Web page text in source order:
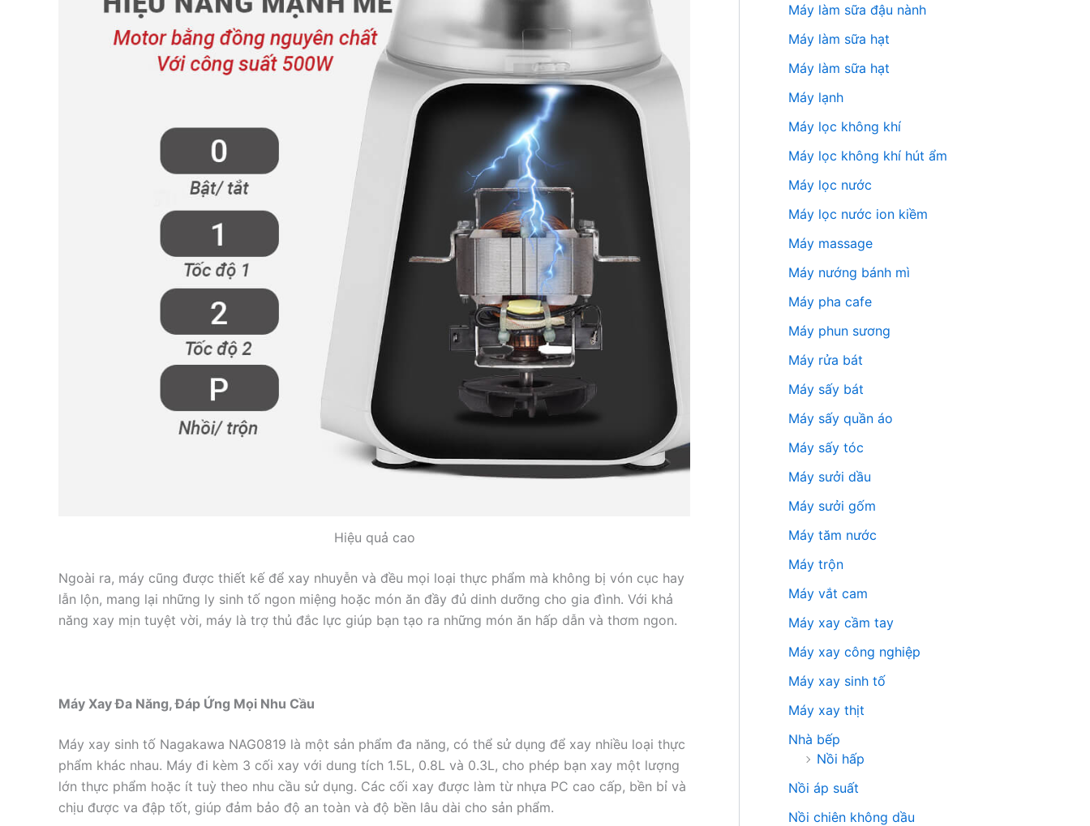
Hiệu quả cao
Ngoài ra, máy cũng được thiết kế để xay nhuyễn và đều mọi loại thực phẩm mà không bị vón cục hay
lẫn lộn, mang lại những ly sinh tố ngon miệng hoặc món ăn đầy đủ dinh dưỡng cho gia đình. Với khả
năng xay mịn tuyệt vời, máy là trợ thủ đắc lực giúp bạn tạo ra những món ăn hấp dẫn và thơm ngon.
Máy Xay Đa Năng, Đáp Ứng Mọi Nhu Cầu
Máy xay sinh tố Nagakawa NAG0819 là một sản phẩm đa năng, có thể sử dụng để xay nhiều loại thực
phẩm khác nhau. Máy đi kèm 3 cối xay với dung tích 1.5L, 0.8L và 0.3L, cho phép bạn xay một lượng
lớn thực phẩm hoặc ít tuỳ theo nhu cầu sử dụng. Các cối xay được làm từ nhựa PC cao cấp, bền bỉ và
chịu được va đập tốt, giúp đảm bảo độ an toàn và độ bền lâu dài cho sản phẩm.
Máy làm sữa đậu nành
Máy làm sữa hạt
Máy làm sữa hạt
Máy lạnh
Máy lọc không khí
Máy lọc không khí hút ẩm
Máy lọc nước
Máy lọc nước ion kiềm
Máy massage
Máy nướng bánh mì
Máy pha cafe
Máy phun sương
Máy rửa bát
Máy sấy bát
Máy sấy quần áo
Máy sấy tóc
Máy sưởi dầu
Máy sưởi gốm
Máy tăm nước
Máy trộn
Máy vắt cam
Máy xay cầm tay
Máy xay công nghiệp
Máy xay sinh tố
Máy xay thịt
Nhà bếp
Nồi hấp
Nồi áp suất
Nồi chiên không dầu